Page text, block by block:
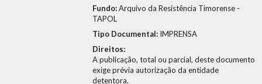
Fundo:Arquivo da Resistência Timorense -
TAPOL
Tipo Documental: IMPRENSA
Direitos:
A publicação, total ou parcial, deste documento
exige prévia autorização da entidade
detentora.